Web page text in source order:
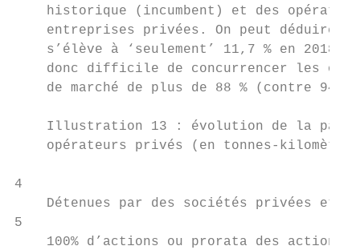
historique (incumbent) et des
entreprises privées. On peut déduire
s’élève à ‘seulement’ 11,7 % en 2018,
donc difficile de concurrencer les
de marché de plus de 88 % (contre 94,5
Illustration 13 : évolution de la
opérateurs privés (en tonnes-
4
Détenues par des sociétés privées et/
5
    100% d’actions ou prorata des actions.